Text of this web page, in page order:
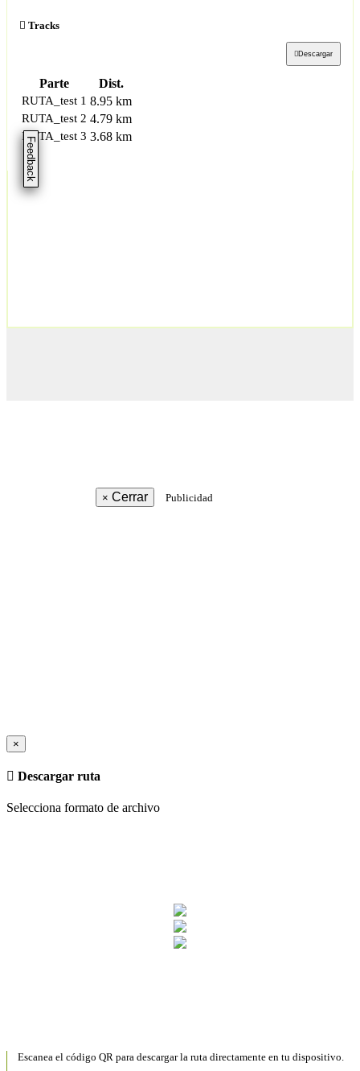
Feedback
Tracks
Descargar
Parte Dist.
RUTA_test 1 8.95 km
RUTA_test 2 4.79 km
RUTA_test 3 3.68 km
× Cerrar Publicidad
×
Descargar ruta
Selecciona formato de archivo
Escanea el código QR para descargar la ruta directamente en tu dispositivo.